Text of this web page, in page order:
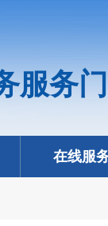
服务
在线服